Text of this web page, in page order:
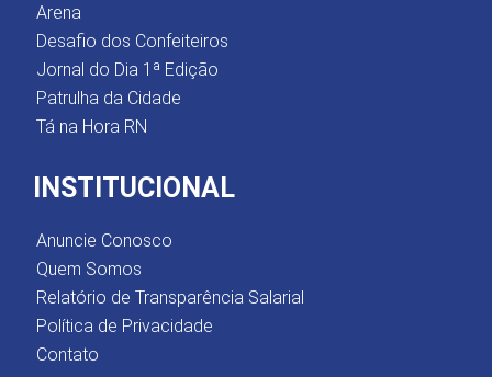
Arena
Desafio dos Confeiteiros
Jornal do Dia 1ª Edição
Patrulha da Cidade
Tá na Hora RN
INSTITUCIONAL
Anuncie Conosco
Quem Somos
Relatório de Transparência Salarial
Política de Privacidade
Contato